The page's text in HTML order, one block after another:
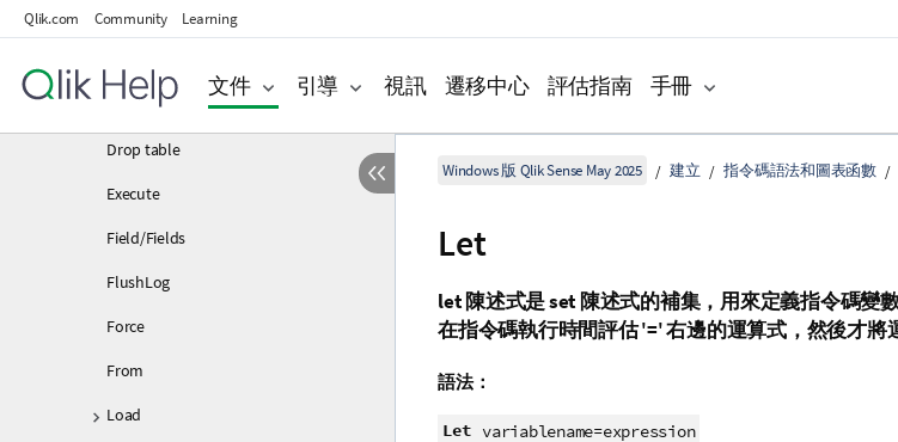
Qlik.com Community Learning
文件 引導 視訊 遷移中心 評估指南 手冊
Directory
Drop
Drop table
Execute
Field/Fields
FlushLog
Force
From
Load
Windows 版 Qlik Sense May 2025 建立 指令碼語法和圖表函數
Let
let陳述式是set 陳述式的補集，用來定義指令碼變
在指令碼執行時間評估 '=' 右邊的運算式，然後才將
語法：
Let variablename=expression